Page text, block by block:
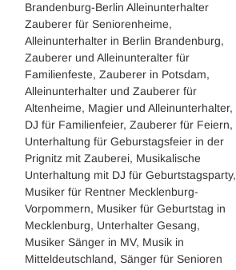
Brandenburg-Berlin Alleinunterhalter
Zauberer für Seniorenheime,
Alleinunterhalter in Berlin Brandenburg,
Zauberer und Alleinunteralter für
Familienfeste, Zauberer in Potsdam,
Alleinunterhalter und Zauberer für
Altenheime, Magier und Alleinunterhalter,
DJ für Familienfeier, Zauberer für Feiern,
Unterhaltung für Geburstagsfeier in der
Prignitz mit Zauberei, Musikalische
Unterhaltung mit DJ für Geburtstagsparty,
Musiker für Rentner Mecklenburg-
Vorpommern, Musiker für Geburtstag in
Mecklenburg, Unterhalter Gesang,
Musiker Sänger in MV, Musik in
Mitteldeutschland, Sänger für Senioren